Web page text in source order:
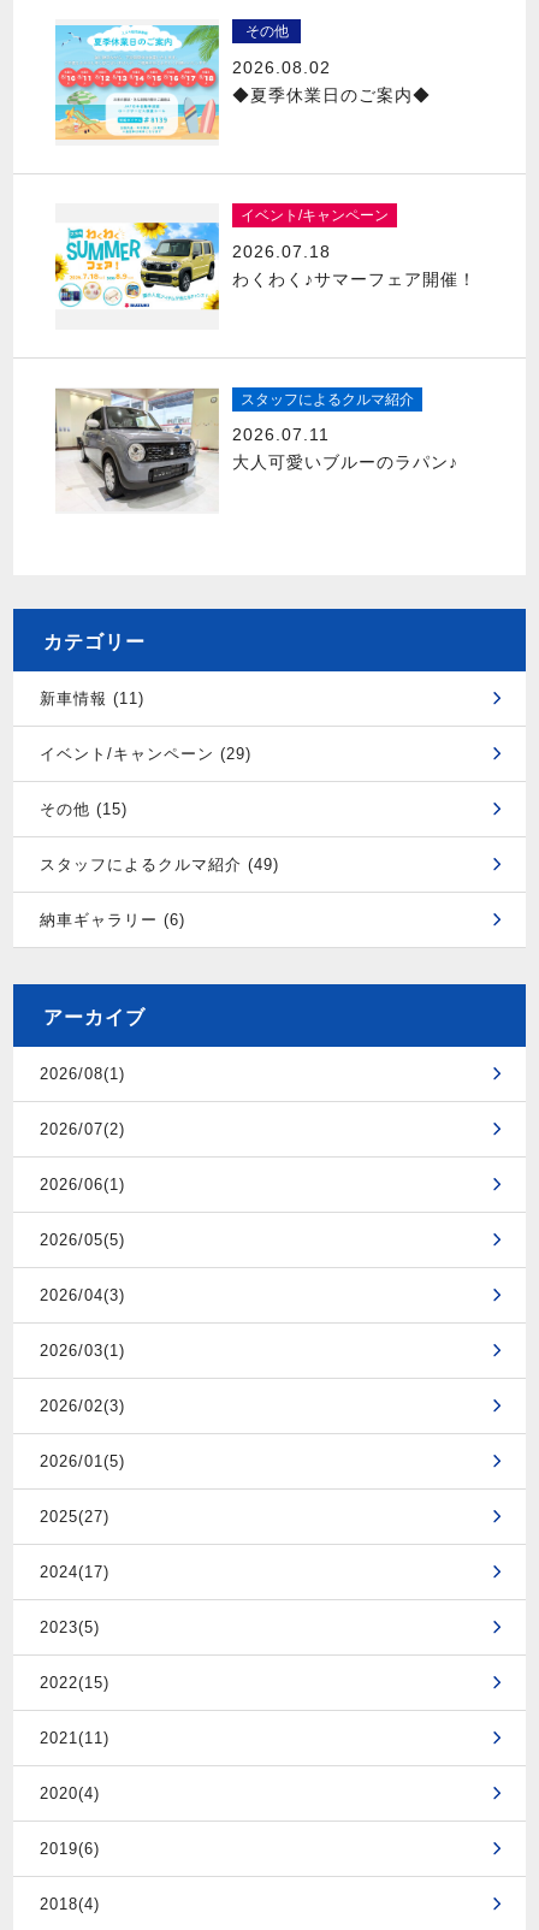
その他
2026.08.02
◆夏季休業日のご案内◆
イベント/キャンペーン
2026.07.18
わくわく♪サマーフェア開催！
スタッフによるクルマ紹介
2026.07.11
大人可愛いブルーのラパン♪
カテゴリー
新車情報 (11)
イベント/キャンペーン (29)
その他 (15)
スタッフによるクルマ紹介 (49)
納車ギャラリー (6)
アーカイブ
2026/08(1)
2026/07(2)
2026/06(1)
2026/05(5)
2026/04(3)
2026/03(1)
2026/02(3)
2026/01(5)
2025(27)
2024(17)
2023(5)
2022(15)
2021(11)
2020(4)
2019(6)
2018(4)